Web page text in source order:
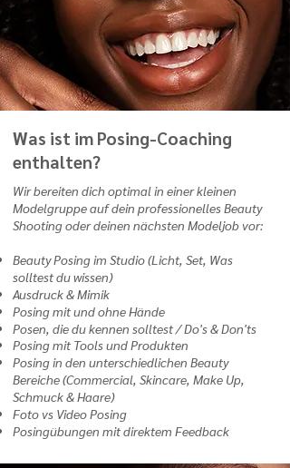
Was ist im Posing-Coaching
enthalten?
Wir bereiten dich optimal in einer kleinen
Modelgruppe auf dein professionelles Beauty
Shooting oder deinen nächsten Modeljob vor:
Beauty Posing im Studio (Licht, Set, Was
solltest du wissen)
Ausdruck & Mimik
Posing mit und ohne Hände
Posen, die du kennen solltest / Do's & Don'ts
Posing mit Tools und Produkten
Posing in den unterschiedlichen Beauty
Bereiche (Commercial, Skincare, Make Up,
Schmuck & Haare)
Foto vs Video Posing
Posingübungen mit direktem Feedback